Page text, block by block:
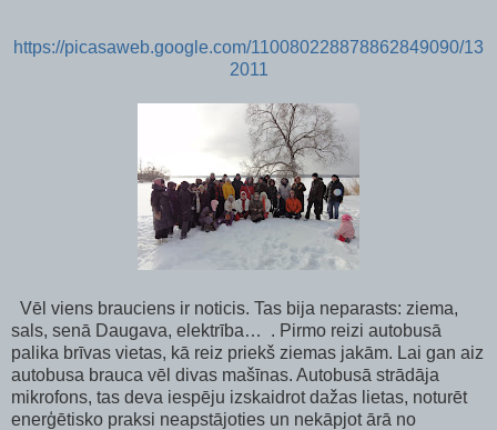
https://picasaweb.google.com/110080228878862849090/13
2011
Vēl viens brauciens ir noticis. Tas bija neparasts: ziema,
sals, senā Daugava, elektrība…
. Pirmo reizi autobusā
palika brīvas vietas, kā reiz priekš ziemas jakām. Lai gan aiz
autobusa brauca vēl divas mašīnas. Autobusā strādāja
mikrofons, tas deva iespēju izskaidrot dažas lietas, noturēt
enerģētisko praksi neapstājoties un nekāpjot ārā no